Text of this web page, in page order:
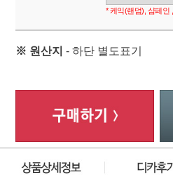
* 케익(랜덤), 샴페인
※ 원산지 - 하단 별도표기